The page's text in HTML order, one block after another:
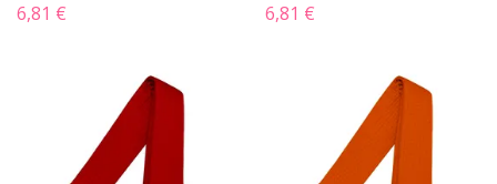
6,81 € 6,81 €